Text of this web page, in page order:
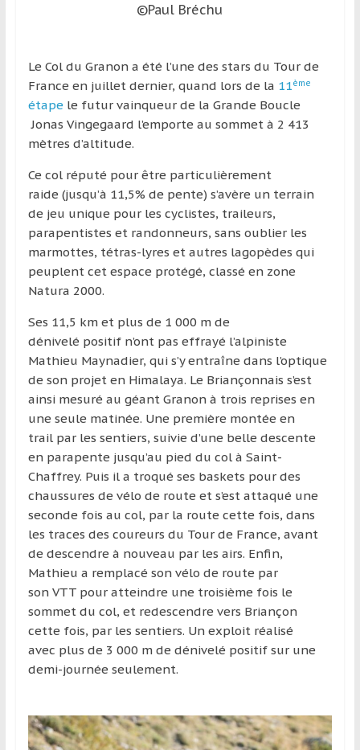
©Paul Bréchu
Le Col du Granon a été l’une des stars du Tour de
France en juillet dernier, quand lors de la 11ème
étapele futur vainqueur de la Grande Boucle
Jonas Vingegaard l’emporte au sommet à 2 413
mètres d’altitude.
Ce col réputé pour être particulièrement
raide (jusqu’à 11,5% de pente) s’avère un terrain
de jeu unique pour les cyclistes, traileurs,
parapentistes et randonneurs, sans oublier les
marmottes, tétras-lyres et autres lagopèdes qui
peuplent cet espace protégé, classé en zone
Natura 2000.
Ses 11,5 km et plus de 1 000 m de
dénivelé positif n’ont pas effrayé l’alpiniste
Mathieu Maynadier, qui s’y entraîne dans l’optique
de son projet en Himalaya. Le Briançonnais s’est
ainsi mesuré au géant Granon à trois reprises en
une seule matinée. Une première montée en
trail par les sentiers, suivie d’une belle descente
en parapente jusqu’au pied du col à Saint-
Chaffrey. Puis il a troqué ses baskets pour des
chaussures de vélo de route et s’est attaqué une
seconde fois au col, par la route cette fois, dans
les traces des coureurs du Tour de France, avant
de descendre à nouveau par les airs. Enfin,
Mathieu a remplacé son vélo de route par
son VTT pour atteindre une troisième fois le
sommet du col, et redescendre vers Briançon
cette fois, par les sentiers. Un exploit réalisé
avec plus de 3 000 m de dénivelé positif sur une
demi-journée seulement.